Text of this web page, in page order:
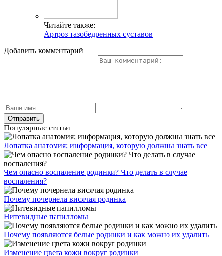
Читайте также:
Артроз тазобедренных суставов
Добавить комментарий
Популярные статьи
Лопатка анатомия; информация, которую должны знать все
Чем опасно воспаление родинки? Что делать в случае
воспаления?
Почему почернела висячая родинка
Нитевидные папилломы
Почему появляются белые родинки и как можно их удалить
Изменение цвета кожи вокруг родинки